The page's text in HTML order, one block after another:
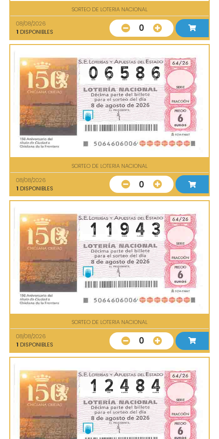
SORTEO DE LOTERIA NACIONAL
08/08/2026
1 DISPONIBLES 0
SORTEO DE LOTERIA NACIONAL
08/08/2026
1 DISPONIBLES 0
SORTEO DE LOTERIA NACIONAL
08/08/2026
1 DISPONIBLES 0